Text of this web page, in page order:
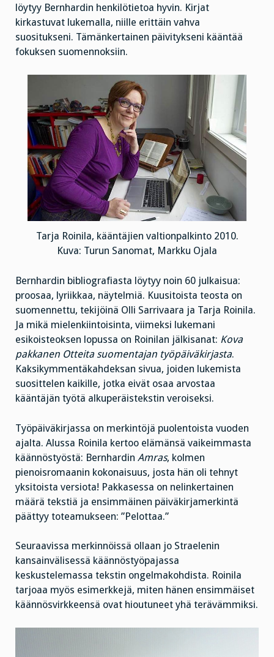
löytyy Bernhardin henkilötietoa hyvin. Kirjat
kirkastuvat lukemalla, niille erittäin vahva
suositukseni. Tämänkertainen päivitykseni kääntää
fokuksen suomennoksiin.
Tarja Roinila, kääntäjien valtionpalkinto 2010.
Kuva: Turun Sanomat, Markku Ojala
Bernhardin bibliografiasta löytyy noin 60 julkaisua:
proosaa, lyriikkaa, näytelmiä. Kuusitoista teosta on
suomennettu, tekijöinä Olli Sarrivaara ja Tarja Roinila.
Ja mikä mielenkiintoisinta, viimeksi lukemani
esikoisteoksen lopussa on Roinilan jälkisanat: Kova
pakkanen Otteita suomentajan työpäiväkirjasta.
Kaksikymmentäkahdeksan sivua, joiden lukemista
suosittelen kaikille, jotka eivät osaa arvostaa
kääntäjän työtä alkuperäistekstin veroiseksi.
Työpäiväkirjassa on merkintöjä puolentoista vuoden
ajalta. Alussa Roinila kertoo elämänsä vaikeimmasta
käännöstyöstä: Bernhardin Amras, kolmen
pienoisromaanin kokonaisuus, josta hän oli tehnyt
yksitoista versiota! Pakkasessa on nelinkertainen
määrä tekstiä ja ensimmäinen päiväkirjamerkintä
päättyy toteamukseen: ”Pelottaa.”
Seuraavissa merkinnöissä ollaan jo Straelenin
kansainvälisessä käännöstyöpajassa
keskustelemassa tekstin ongelmakohdista. Roinila
tarjoaa myös esimerkkejä, miten hänen ensimmäiset
käännösvirkkeensä ovat hioutuneet yhä terävämmiksi.